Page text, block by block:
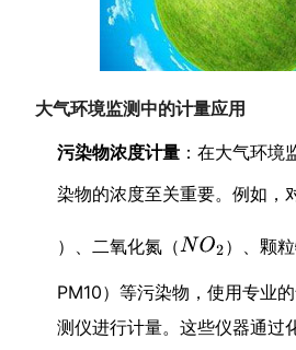
大气环境监测中的计量应用
污染物浓度计量 ：在大气环境
染物的浓度至关重要。例如，
）、二氧化氮（ ）、颗
PM10）等污染物，使用专业
测仪进行计量。这些仪器通过